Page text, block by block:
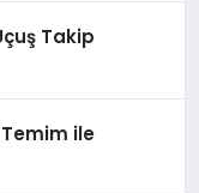
Takip
ile